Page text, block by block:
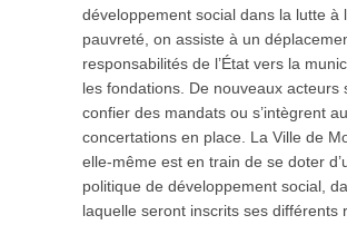
développement social dans la lutte à
pauvreté, on assiste à un
responsabilités de l’État vers la
les fondations. De nouveaux acteurs
confier des mandats ou s’intègrent
concertations en place. La Ville de
elle-même est en train de se doter
politique de développement social,
laquelle seront inscrits ses différents